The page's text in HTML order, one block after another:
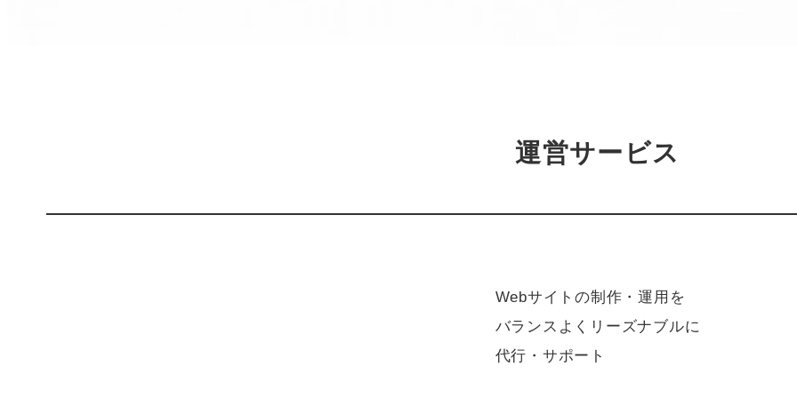
運営サービス
Webサイトの制作・運用を
バランスよくリーズナブルに
代行・サポート